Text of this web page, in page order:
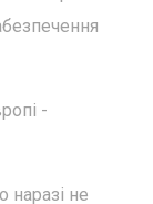
-
не